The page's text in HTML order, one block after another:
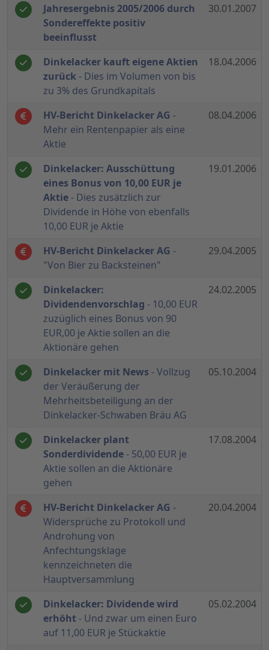
Jahresergebnis 2005/2006 durch
Sondereffekte positiv
beeinflusst
30.01.2007
Dinkelacker kauft eigene Aktien
zurück- Dies im Volumen von bis
zu 3% des Grundkapitals
18.04.2006
HV-Bericht Dinkelacker AG -
Mehr ein Rentenpapier als eine
Aktie
08.04.2006
Dinkelacker: Ausschüttung
eines Bonus von 10,00 EUR je
Aktie- Dies zusätzlich zur
Dividende in Höhe von ebenfalls
10,00 EUR je Aktie
19.01.2006
HV-Bericht Dinkelacker AG -
"Von Bier zu Backsteinen"
29.04.2005
Dinkelacker:
Dividendenvorschlag - 10,00 EUR
zuzüglich eines Bonus von 90
EUR,00 je Aktie sollen an die
Aktionäre gehen
24.02.2005
Dinkelacker mit News - Vollzug
der Veräußerung der
Mehrheitsbeteiligung an der
Dinkelacker-Schwaben Bräu AG
05.10.2004
Dinkelacker plant
Sonderdividende- 50,00 EUR je
Aktie sollen an die Aktionäre
gehen
17.08.2004
HV-Bericht Dinkelacker AG -
Widersprüche zu Protokoll und
Androhung von
Anfechtungsklage
kennzeichneten die
Hauptversammlung
20.04.2004
Dinkelacker: Dividende wird
erhöht- Und zwar um einen Euro
auf 11,00 EUR je Stückaktie
05.02.2004